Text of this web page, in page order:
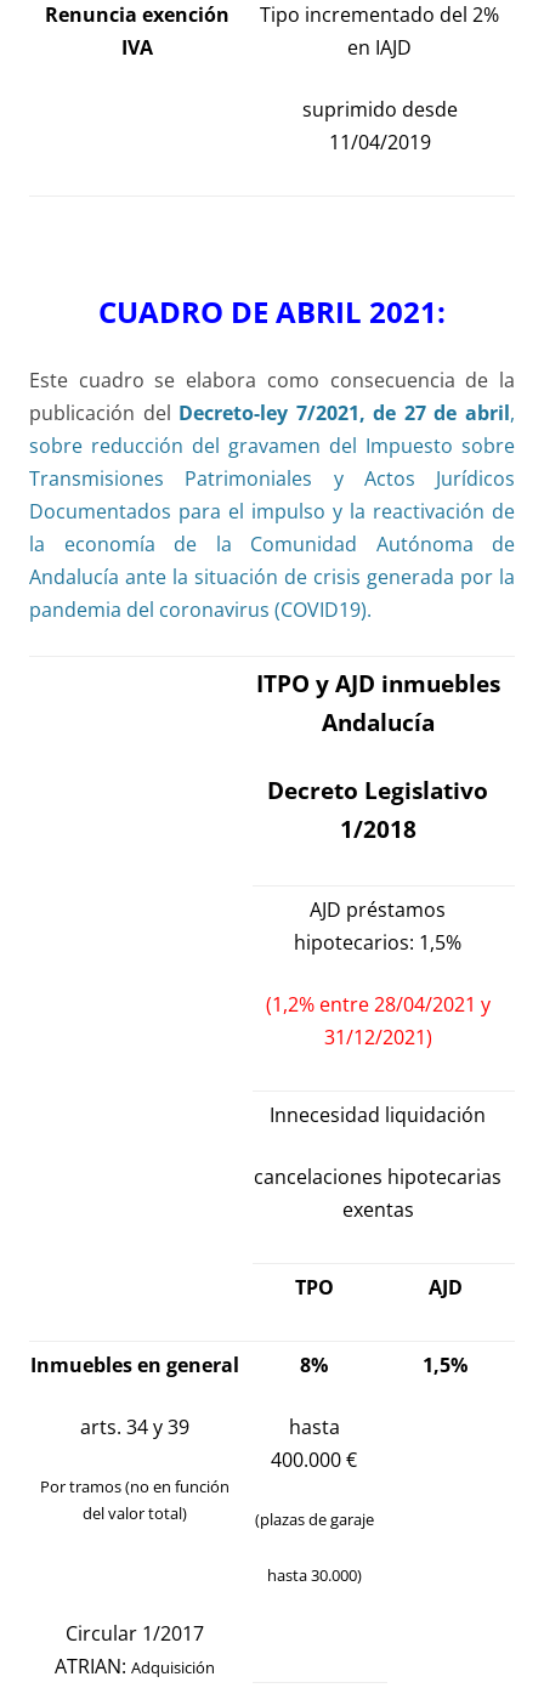
Renuncia exención
IVA
Tipo incrementado del 2%
en IAJD
suprimido desde
11/04/2019
CUADRO DE ABRIL 2021:
Este cuadro se elabora como consecuencia de la
publicación del Decreto-ley 7/2021, de 27 de abril,
sobre reducción del gravamen del Impuesto sobre
Transmisiones Patrimoniales y Actos Jurídicos
Documentados para el impulso y la reactivación de
la economía de la Comunidad Autónoma de
Andalucía ante la situación de crisis generada por la
pandemia del coronavirus (COVID19).
ITPO y AJD inmuebles
Andalucía
Decreto Legislativo
1/2018
AJD préstamos
hipotecarios: 1,5%
(1,2% entre 28/04/2021 y
31/12/2021)
Innecesidad liquidación
cancelaciones hipotecarias
exentas
TPO AJD
Inmuebles en general
arts. 34 y 39
Por tramos (no en función
del valor total)
Circular 1/2017
ATRIAN: Adquisición
8%
hasta
400.000 €
(plazas de garaje
hasta 30.000)
1,5%